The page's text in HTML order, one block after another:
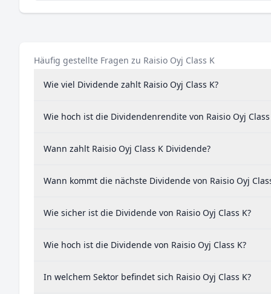
Häufig gestellte Fragen zu Raisio Oyj Class K
Wie viel Dividende zahlt Raisio Oyj Class K?
Wie hoch ist die Dividendenrendite von Raisio Oyj Class
Wann zahlt Raisio Oyj Class K Dividende?
Wann kommt die nächste Dividende von Raisio Oyj
Wie sicher ist die Dividende von Raisio Oyj Class K?
Wie hoch ist die Dividende von Raisio Oyj Class K?
In welchem Sektor befindet sich Raisio Oyj Class K?